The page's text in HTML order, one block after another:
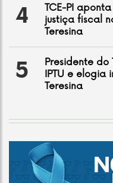
4
TCE-PI
justiça fiscal
Teresina
5
Presidente do
IPTU e elogia
Teresina